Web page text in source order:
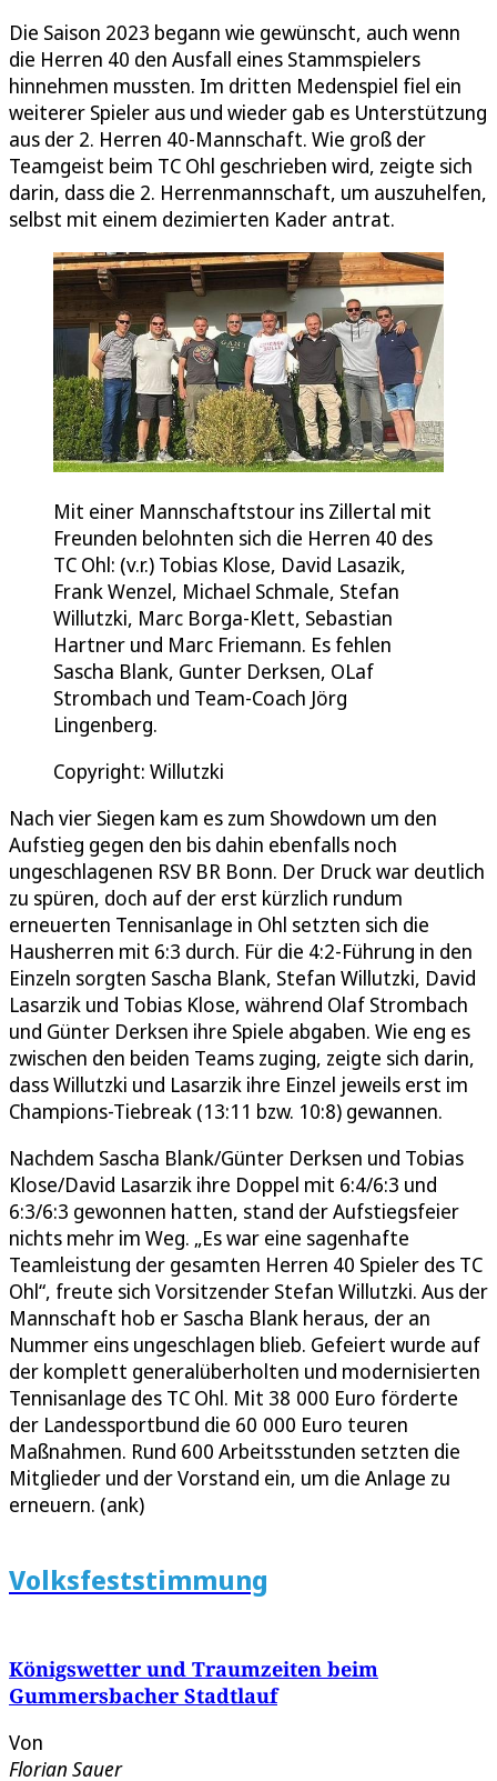
Die Saison 2023 begann wie gewünscht, auch wenn
die Herren 40 den Ausfall eines Stammspielers
hinnehmen mussten. Im dritten Medenspiel fiel ein
weiterer Spieler aus und wieder gab es Unterstützung
aus der 2. Herren 40-Mannschaft. Wie groß der
Teamgeist beim TC Ohl geschrieben wird, zeigte sich
darin, dass die 2. Herrenmannschaft, um auszuhelfen,
selbst mit einem dezimierten Kader antrat.
Mit einer Mannschaftstour ins Zillertal mit
Freunden belohnten sich die Herren 40 des
TC Ohl: (v.r.) Tobias Klose, David Lasazik,
Frank Wenzel, Michael Schmale, Stefan
Willutzki, Marc Borga-Klett, Sebastian
Hartner und Marc Friemann. Es fehlen
Sascha Blank, Gunter Derksen, OLaf
Strombach und Team-Coach Jörg
Lingenberg.
Copyright: Willutzki
Nach vier Siegen kam es zum Showdown um den
Aufstieg gegen den bis dahin ebenfalls noch
ungeschlagenen RSV BR Bonn. Der Druck war deutlich
zu spüren, doch auf der erst kürzlich rundum
erneuerten Tennisanlage in Ohl setzten sich die
Hausherren mit 6:3 durch. Für die 4:2-Führung in den
Einzeln sorgten Sascha Blank, Stefan Willutzki, David
Lasarzik und Tobias Klose, während Olaf Strombach
und Günter Derksen ihre Spiele abgaben. Wie eng es
zwischen den beiden Teams zuging, zeigte sich darin,
dass Willutzki und Lasarzik ihre Einzel jeweils erst im
Champions-Tiebreak (13:11 bzw. 10:8) gewannen.
Nachdem Sascha Blank/Günter Derksen und Tobias
Klose/David Lasarzik ihre Doppel mit 6:4/6:3 und
6:3/6:3 gewonnen hatten, stand der Aufstiegsfeier
nichts mehr im Weg. „Es war eine sagenhafte
Teamleistung der gesamten Herren 40 Spieler des TC
Ohl“, freute sich Vorsitzender Stefan Willutzki. Aus der
Mannschaft hob er Sascha Blank heraus, der an
Nummer eins ungeschlagen blieb. Gefeiert wurde auf
der komplett generalüberholten und modernisierten
Tennisanlage des TC Ohl. Mit 38 000 Euro förderte
der Landessportbund die 60 000 Euro teuren
Maßnahmen. Rund 600 Arbeitsstunden setzten die
Mitglieder und der Vorstand ein, um die Anlage zu
erneuern. (ank)
Volksfeststimmung
Königswetter und Traumzeiten beim
Gummersbacher Stadtlauf
Von
Florian Sauer